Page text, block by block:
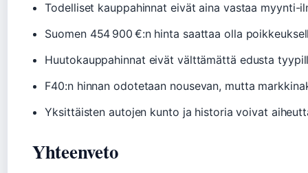
Todelliset kauppahinnat eivät aina vastaa myynti-
Suomen 454 900 €:n hinta saattaa olla
Huutokauppahinnat eivät välttämättä edusta
F40:n hinnan odotetaan nousevan, mutta
Yksittäisten autojen kunto ja historia voivat
Yhteenveto